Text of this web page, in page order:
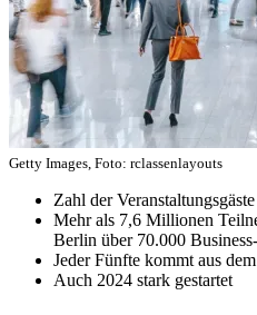
Getty Images, Foto: rclassenlayouts
Zahl der
Mehr als 7,6 Millionen
Berlin über 70.000
Jeder Fünfte kommt aus
Auch 2024 stark gestartet